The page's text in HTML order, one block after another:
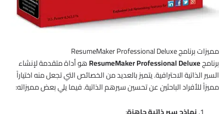
مميزات برنامج ResumeMaker Professional Deluxe
برنامجResumeMaker Professional Deluxeهو أداة متقدمة لإنشاء
السير الذاتية الاحترافية. يتميز بالعديد من الخصائص التي تجعل منه اختياراً
مميزاً للأفراد الباحثين عن تحسين سيرهم الذاتية. فيما يلي بعض مميزاته: